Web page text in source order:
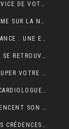
LA CRÉDENCE : PROTECTION ET STYLE AU SERVICE DE VOTRE INTÉRIEUR
COMMENT NOURRIR VOTRE CHAT : GUIDE ULTIME SUR LA NUTRITION ADAPTÉE ET OPTIMALE
MEILLEUR FOURNISSEUR IPTV PREMIUM EN FRANCE : UNE EXPÉRIENCE TÉLÉVISUELLE SUR MESURE
TROUVER LE MEILLEUR IPTV : CONSEILS POUR SE RETROUVER PLUS FACILEMENT
SPIDER SOLITAIRE : LE JEU PARFAIT POUR OCCUPER VOTRE TEMPS LIBRE ET STIMULER VOTRE CERVEAU !
COMMENT AVOIR UN RENDEZ-VOUS CHEZ UN CARDIOLOGUE À FÈS ?
GAZ HILARANT PRIX : QUELS FACTEURS INFLUENCENT SON COÛT ET OÙ LE TROUVER AU MEILLEUR TARIF ?
DÉCOUVREZ LA SIMPLICITÉ INCARNÉE AVEC LES CRÉDENCES DE CUISINE EFFET MARBRE